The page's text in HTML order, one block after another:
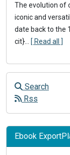
The evolution of
iconic and
date back to the
cit}
[ Read all ]
Search
Rss
Ebook